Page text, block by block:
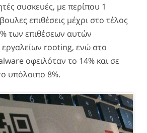
συσκευές, με περίπου 1
επιθέσεις μέχρι στο τέλος
των επιθέσεων αυτών
rooting, ενώ στο
οφειλόταν το 14% και σε
υπόλοιπο 8%.